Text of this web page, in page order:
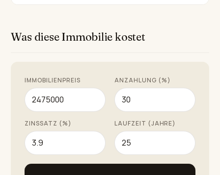
als Urlaubsretreat bietet diese Villa eine
Was diese Immobilie kostet
IMMOBILIENPREIS ANZAHLUNG (%)
ZINSSATZ (%) LAUFZEIT (JAHRE)